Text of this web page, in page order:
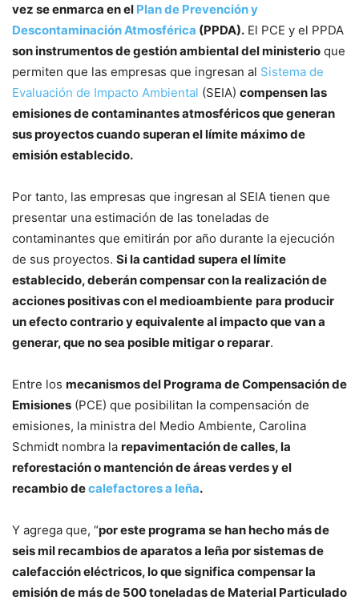
vez se enmarca en el Plan de Prevención y
Descontaminación Atmosférica (PPDA). El PCE y el PPDA
son instrumentos de gestión ambiental del ministerio que
permiten que las empresas que ingresan al Sistema de
Evaluación de Impacto Ambiental (SEIA) compensen las
emisiones de contaminantes atmosféricos que generan
sus proyectos cuando superan el límite máximo de
emisión establecido.
Por tanto, las empresas que ingresan al SEIA tienen que
presentar una estimación de las toneladas de
contaminantes que emitirán por año durante la ejecución
de sus proyectos. Si la cantidad supera el límite
establecido, deberán compensar con la realización de
acciones positivas con el medioambiente para producir
un efecto contrario y equivalente al impacto que van a
generar, que no sea posible mitigar o reparar.
Entre los mecanismos del Programa de Compensación de
Emisiones (PCE) que posibilitan la compensación de
emisiones, la ministra del Medio Ambiente, Carolina
Schmidt nombra la repavimentación de calles, la
reforestación o mantención de áreas verdes y el
recambio decalefactores a leña.
Y agrega que, “por este programa se han hecho más de
seis mil recambios de aparatos a leña por sistemas de
calefacción eléctricos, lo que significa compensar la
emisión de más de 500 toneladas de Material Particulado